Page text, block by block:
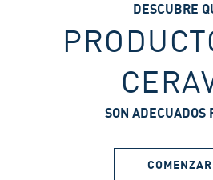
DESCUBRE
SON ADECUADOS
COMENZAR